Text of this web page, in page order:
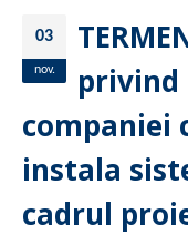
03
nov.
privind
companiei
instala
cadrul